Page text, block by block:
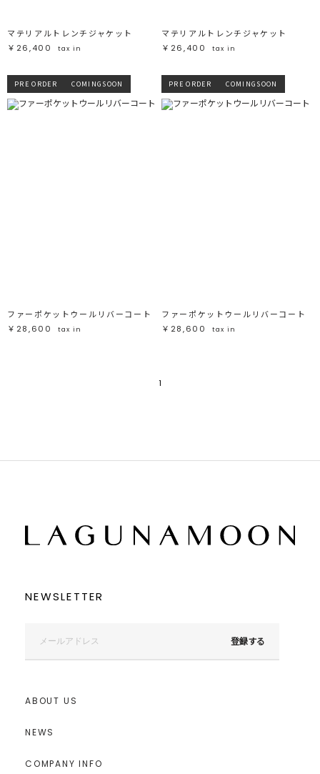
マテリアルトレンチジャケット
￥26,400
tax in
マテリアルトレンチジャケット
￥26,400
tax in
PRE ORDER COMINGSOON
ファーポケットウールリバーコート
￥28,600
tax in
PRE ORDER COMINGSOON
ファーポケットウールリバーコート
￥28,600
tax in
1
NEWSLETTER
登録する
ABOUT US
NEWS
COMPANY INFO